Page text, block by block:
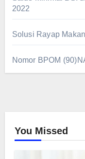
2022
Solusi Rayap
Nomor BPOM
You Missed